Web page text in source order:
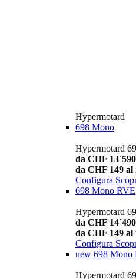
Hypermotard
698 Mono
Hypermotard
da CHF 13´590
da CHF 149 al
Configura
698 Mono RVE
Hypermotard
da CHF 14´490
da CHF 149 al
Configura
new 698 Mono
Hypermotard